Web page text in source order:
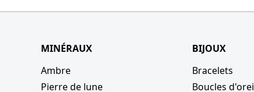
MINÉRAUX
Ambre
Pierre de lune
BIJOUX
Bracelets
Boucles